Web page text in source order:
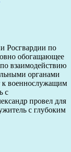
Росгвардии по
обогащающее
взаимодействию
органами
к военнослужащим
с
провел для
с глубоким